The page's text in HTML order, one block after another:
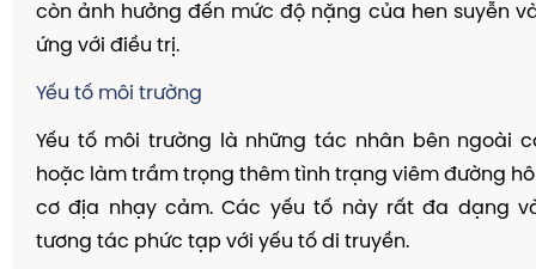
còn ảnh hưởng đến mức độ nặng của hen suyễn
ứng với điều trị.
Yếu tố môi trường
Yếu tố môi trường là những tác nhân bên ngoài
hoặc làm trầm trọng thêm tình trạng viêm đường
cơ địa nhạy cảm. Các yếu tố này rất đa dạng
tương tác phức tạp với yếu tố di truyền.